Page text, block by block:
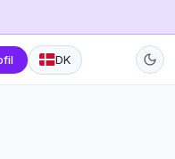
DK